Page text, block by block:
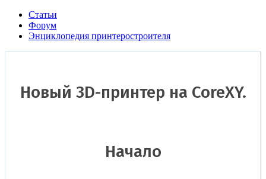
Статьи
Форум
Энциклопедия принтеростроителя
Новый 3D-принтер на CoreXY.
Начало